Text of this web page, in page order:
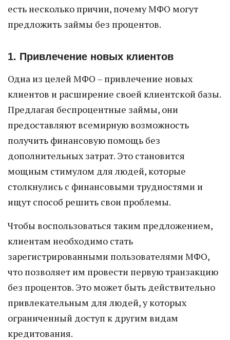
есть несколько причин, почему МФО могут
предложить займы без процентов.
1. Привлечение новых клиентов
Одна из целей МФО – привлечение новых
клиентов и расширение своей клиентской базы.
Предлагая беспроцентные займы, они
предоставляют всемирную возможность
получить финансовую помощь без
дополнительных затрат. Это становится
мощным стимулом для людей, которые
столкнулись с финансовыми трудностями и
ищут способ решить свои проблемы.
Чтобы воспользоваться таким предложением,
клиентам необходимо стать
зарегистрированными пользователями МФО,
что позволяет им провести первую транзакцию
без процентов. Это может быть действительно
привлекательным для людей, у которых
ограниченный доступ к другим видам
кредитования.